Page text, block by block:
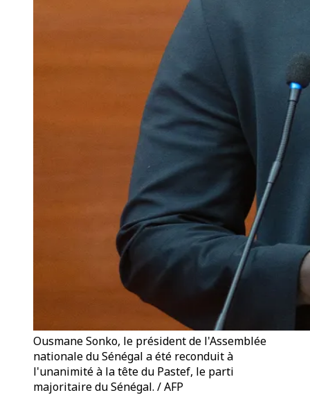
Ousmane Sonko, le président de l'Assemblée
nationale du Sénégal a été reconduit à
l'unanimité à la tête du Pastef, le parti
majoritaire du Sénégal. / AFP